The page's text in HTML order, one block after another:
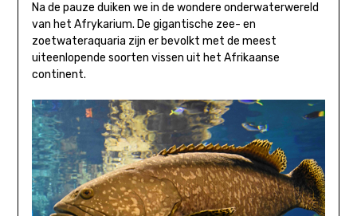
Na de pauze duiken we in de wondere onderwaterwereld
van het Afrykarium. De gigantische zee- en
zoetwateraquaria zijn er bevolkt met de meest
uiteenlopende soorten vissen uit het Afrikaanse
continent.